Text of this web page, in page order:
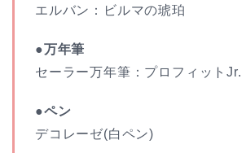
エルバン：ビルマの琥珀
●万年筆
セーラー万年筆：プロフィットJr.
●ペン
デコレーゼ(白ペン)